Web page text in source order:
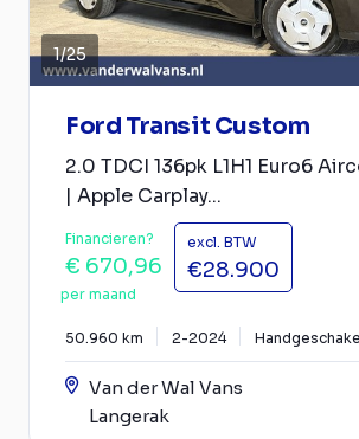
1/25
Ford Transit Custom
2.0 TDCI 136pk L1H1 Euro6
| Apple Carplay...
Financieren?
€ 670,96
per maand
excl. BTW
€28.900
50.960 km 2-2024
Van der Wal Vans
Langerak